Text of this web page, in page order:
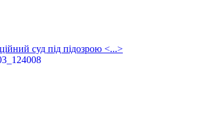
суд під підозрою <...>